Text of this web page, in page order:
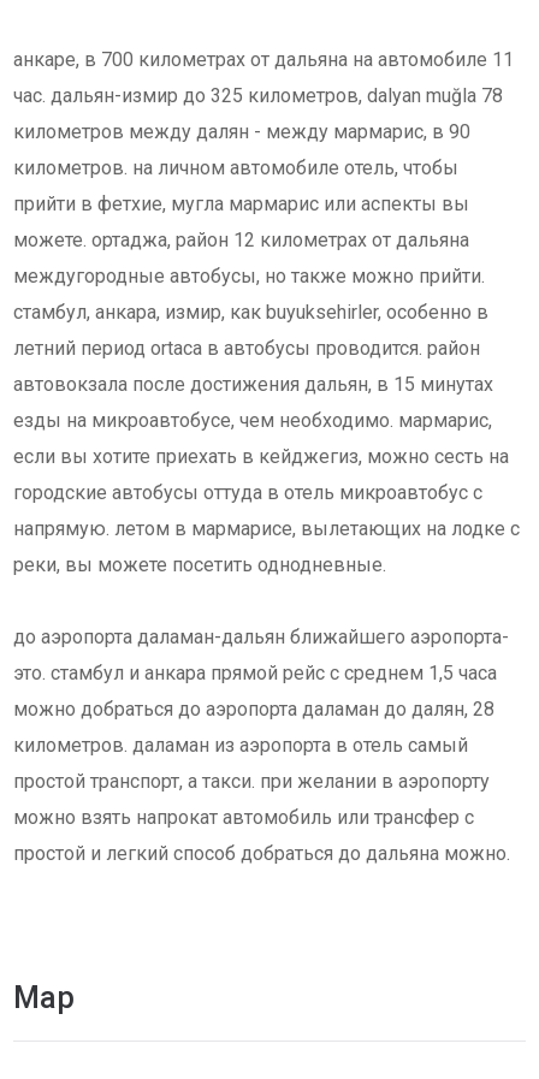
анкаре, в 700 километрах от дальяна на автомобиле 11
час. дальян-измир до 325 километров, dalyan muğla 78
километров между далян - между мармарис, в 90
километров. на личном автомобиле отель, чтобы
прийти в фетхие, мугла мармарис или аспекты вы
можете. ортаджа, район 12 километрах от дальяна
междугородные автобусы, но также можно прийти.
стамбул, анкара, измир, как buyuksehirler, особенно в
летний период ortaca в автобусы проводится. район
автовокзала после достижения дальян, в 15 минутах
езды на микроавтобусе, чем необходимо. мармарис,
если вы хотите приехать в кейджегиз, можно сесть на
городские автобусы оттуда в отель микроавтобус с
напрямую. летом в мармарисе, вылетающих на лодке с
реки, вы можете посетить однодневные.
до аэропорта даламан-дальян ближайшего аэропорта-
это. стамбул и анкара прямой рейс с среднем 1,5 часа
можно добраться до аэропорта даламан до далян, 28
километров. даламан из аэропорта в отель самый
простой транспорт, а такси. при желании в аэропорту
можно взять напрокат автомобиль или трансфер с
простой и легкий способ добраться до дальяна можно.
Map